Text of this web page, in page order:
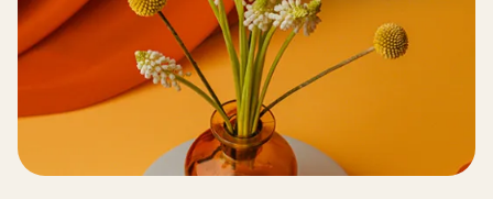
Monument funéraire
Livraison de fleurs
Blog